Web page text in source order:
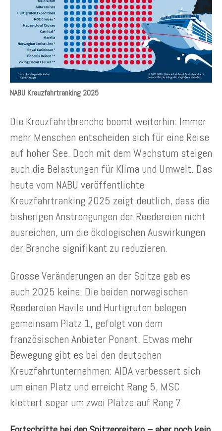
NABU Kreuzfahrtranking 2025
Die Kreuzfahrtbranche boomt weiterhin: Immer
mehr Menschen entscheiden sich für eine Reise
auf hoher See. Doch mit dem Wachstum steigen
auch die Belastungen für Klima und Umwelt. Das
heute vom NABU veröffentlichte
Kreuzfahrtranking 2025 zeigt deutlich, dass die
bisherigen Anstrengungen der Reedereien nicht
ausreichen, um die ökologischen Auswirkungen
der Branche signifikant zu reduzieren.
Grosse Veränderungen an der Spitze gab es
auch 2025 keine: Die beiden norwegischen
Reedereien Havila und Hurtigruten belegen
gemeinsam Platz 1, gefolgt von dem
französischen Anbieter Ponant. Etwas mehr
Bewegung gibt es bei den deutschen
Kreuzfahrtunternehmen: AIDA verbessert sich
um einen Platz und erreicht Rang 5, MSC
klettert sogar um zwei Plätze auf Rang 7.